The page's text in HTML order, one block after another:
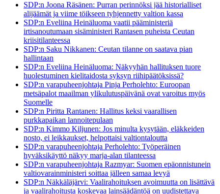
SDP:n Joona Räsänen: Purran perinnöksi jää historialliset
alijäämät ja viime töikseen tyhjennetty valtion kassa
SDP:n Eveliina Heinäluoma vaatii pääministeriä
irtisanoutumaan sisäministeri Rantasen puheista Ceutan
kriisitilanteessa
SDP:n Saku Nikkanen: Ceutan tilanne on saatava pian
hallintaan
SDP:n Eveliina Heinäluoma: Näkyyhän hallituksen tuore
huolestuminen kielitaidosta syksyn riihipäätöksissä?
SDP:n varapuheenjohtaja Pinja Perholehto: Euroopan
metsäpalot maailman ylikulutuspäivänä ovat varoitus myös
Suomelle
SDP:n Piritta Rantanen: Hallitus keksi vaarallisen
purkkapaikan lannoitepulaan
SDP:n Kimmo Kiljunen: Jos minulta kysytään, eläkkeiden
nosto, ei leikkaukset, helpottaisi valtiontaloutta
SDP:n varapuheenjohtaja Perholehto: Työperäinen
hyväksikäyttö näkyy marja-alan tilanteessa
SDP:n varapuheenjohtaja Razmyar: Suomen epäonnistunein
valtiovarainministeri soittaa jälleen samaa levyä
SDP:n Näkkäläjärvi: Vaalirahoituksen avoimuutta on lisättävä
ja vaalirahoitusta koskevaa lainsäädäntöä on uudistettava